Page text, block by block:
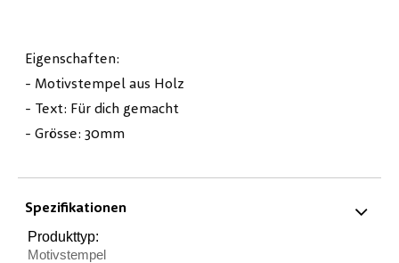
Eigenschaften:
- Motivstempel aus Holz
- Text: Für dich gemacht
- Grösse: 30mm
Spezifikationen
Produkttyp:
Motivstempel